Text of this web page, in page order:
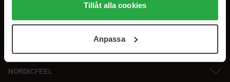
alla cookies, medan du under "Detaljer" kan anpassa
användningen av cookies. Du kan när som helst återkalla
samt vår Integritetspolicy.
Tillåt alla cookies
Anpassa
NORDICFEEL